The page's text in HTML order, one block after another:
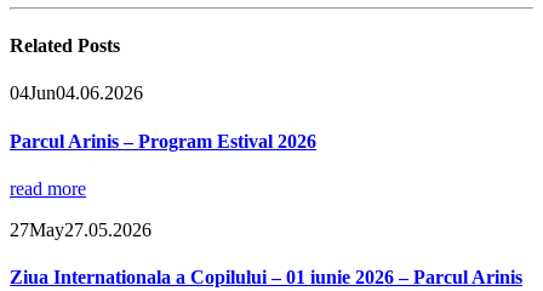
Related Posts
04Jun04.06.2026
Parcul Arinis – Program Estival 2026
read more
27May27.05.2026
Ziua Internationala a Copilului – 01 iunie 2026 – Parcul Arinis